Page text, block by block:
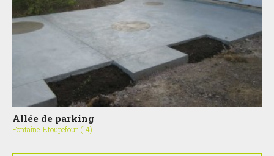
Allée de parking
Fontaine-Etoupefour (14)